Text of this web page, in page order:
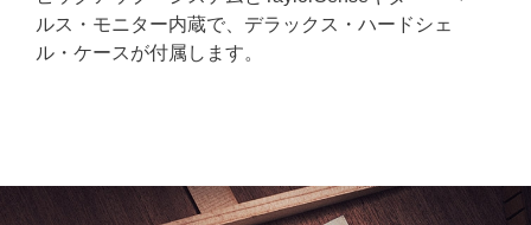
ルス・モニター内蔵で、デラックス・ハードシェ
ル・ケースが付属します。